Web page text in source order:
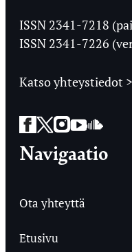
Ylioppilaslehti
ISSN 2341-7218
ISSN 2341-7226
Katso yhteystiedot >
Facebook
Twitter
Instagram
YouTube
Navigaatio
Ota yhteyttä
Etusivu